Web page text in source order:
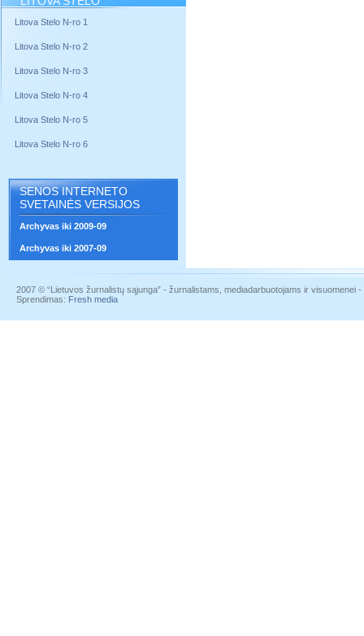
Litova Stelo N-ro 1
Litova Stelo N-ro 2
Litova Stelo N-ro 3
Litova Stelo N-ro 4
Litova Stelo N-ro 5
Litova Stelo N-ro 6
SENOS INTERNETO
SVETAINĖS VERSIJOS
Archyvas iki 2009-09
Archyvas iki 2007-09
2007 © “Lietuvos žurnalistų sąjunga” - žurnalistams, mediadarbuotojams ir visuomenei
Sprendimas: Fresh media